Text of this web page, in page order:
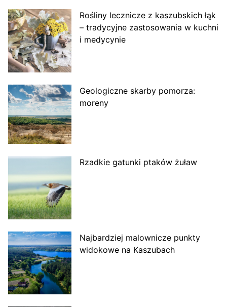
Rośliny lecznicze z kaszubskich łąk
– tradycyjne zastosowania w kuchni
i medycynie
Geologiczne skarby pomorza:
moreny
Rzadkie gatunki ptaków żuław
Najbardziej malownicze punkty
widokowe na Kaszubach